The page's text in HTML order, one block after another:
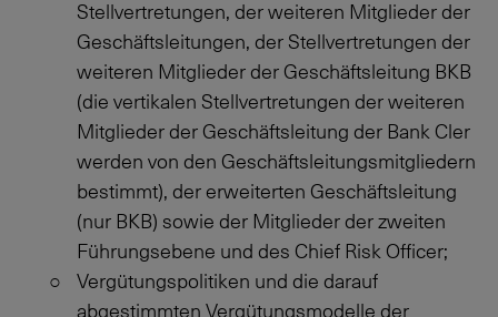
Stellvertretungen, der weiteren Mitglieder der
Geschäftsleitungen, der Stellvertretungen der
weiteren Mitglieder der Geschäftsleitung BKB
(die vertikalen Stellvertretungen der weiteren
Mitglieder der Geschäftsleitung der Bank Cler
werden von den Geschäftsleitungsmitgliedern
bestimmt), der erweiterten Geschäftsleitung
(nur BKB) sowie der Mitglieder der zweiten
Führungsebene und des Chief Risk Officer;
Vergütungspolitiken und die darauf
abgestimmten Vergütungsmodelle der